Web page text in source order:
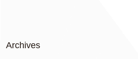
Archives